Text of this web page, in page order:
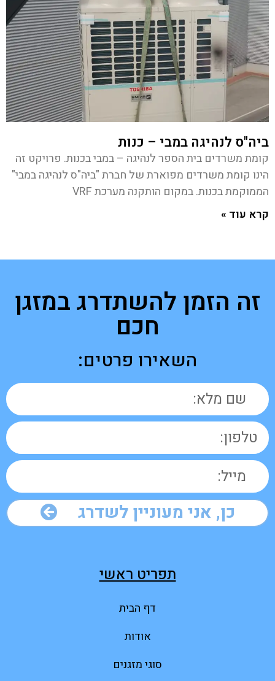
ביה"ס לנהיגה במבי – כנות
קומת משרדים בית הספר לנהיגה – במבי בכנות. פרויקט זה
הינו קומת משרדים מפוארת של חברת "ביה"ס לנהיגה במבי"
הממוקמת בכנות. במקום הותקנה מערכת VRF
קרא עוד »
זה הזמן להשתדרג במזגן
חכם
השאירו פרטים:
כן, אני מעוניין לשדרג
תפריט ראשי
דף הבית
אודות
סוגי מזגנים